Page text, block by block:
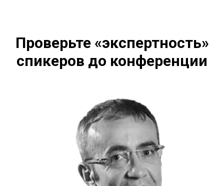
Проверьте «экспертность»
спикеров до конференции